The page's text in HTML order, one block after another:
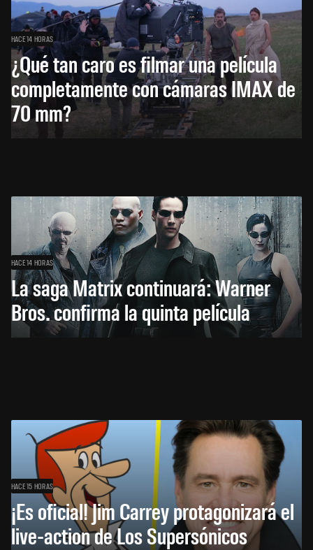
HACE 14 HORAS
¿Qué tan caro es filmar una película
completamente con cámaras IMAX de
70 mm?
HACE 14 HORAS
La saga Matrix continuará: Warner
Bros. confirma la quinta película
HACE 15 HORAS
¡Es oficial! Jim Carrey protagonizará el
live-action de Los Supersónicos